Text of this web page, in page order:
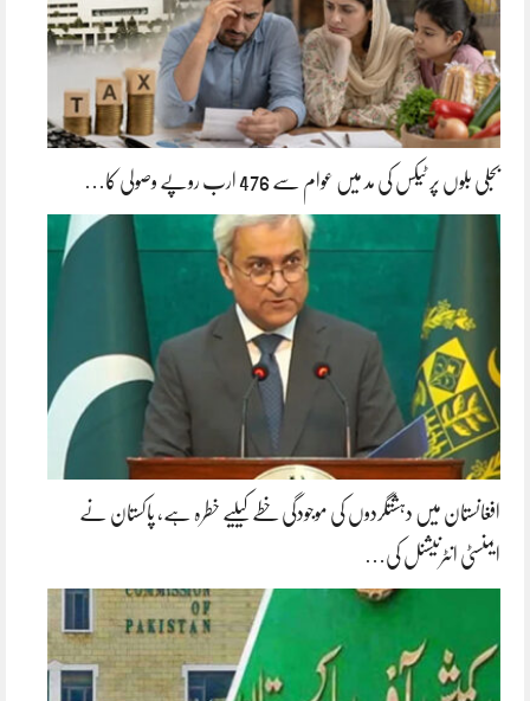
بجلی بلوں پر ٹیکس کی مد میں عوام سے 476 ارب روپے وصولی کا…
افغانستان میں دہشتگردوں کی موجودگی خطے کیلیے خطرہ ہے، پاکستان نے
ایمنسٹی انٹرنیشنل کی…